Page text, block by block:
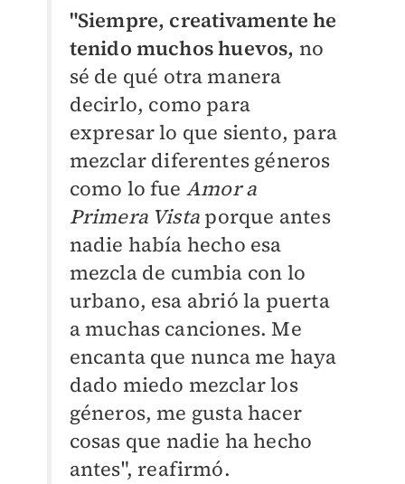
"Siempre, creativamente he
tenido muchos huevos, no
sé de qué otra manera
decirlo, como para
expresar lo que siento, para
mezclar diferentes géneros
como lo fue Amor a
Primera Vista porque antes
nadie había hecho esa
mezcla de cumbia con lo
urbano, esa abrió la puerta
a muchas canciones. Me
encanta que nunca me haya
dado miedo mezclar los
géneros, me gusta hacer
cosas que nadie ha hecho
antes", reafirmó.